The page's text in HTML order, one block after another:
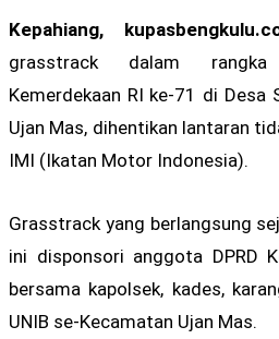
Kepahiang,
grasstrack dalam
Kemerdekaan RI ke-71 di Desa
Ujan Mas, dihentikan lantaran
IMI (Ikatan Motor Indonesia).
Grasstrack yang berlangsung
ini disponsori anggota DPRD
bersama kapolsek, kades,
UNIB se-Kecamatan Ujan Mas.